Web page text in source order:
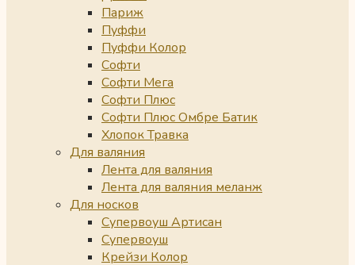
Париж
Пуффи
Пуффи Колор
Софти
Софти Мега
Софти Плюс
Софти Плюс Омбре Батик
Хлопок Травка
Для валяния
Лента для валяния
Лента для валяния меланж
Для носков
Супервоуш Артисан
Супервоуш
Крейзи Колор